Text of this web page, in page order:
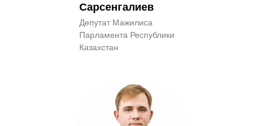
Сарсенгалиев
Депутат Мажилиса
Парламента Республики
Казахстан